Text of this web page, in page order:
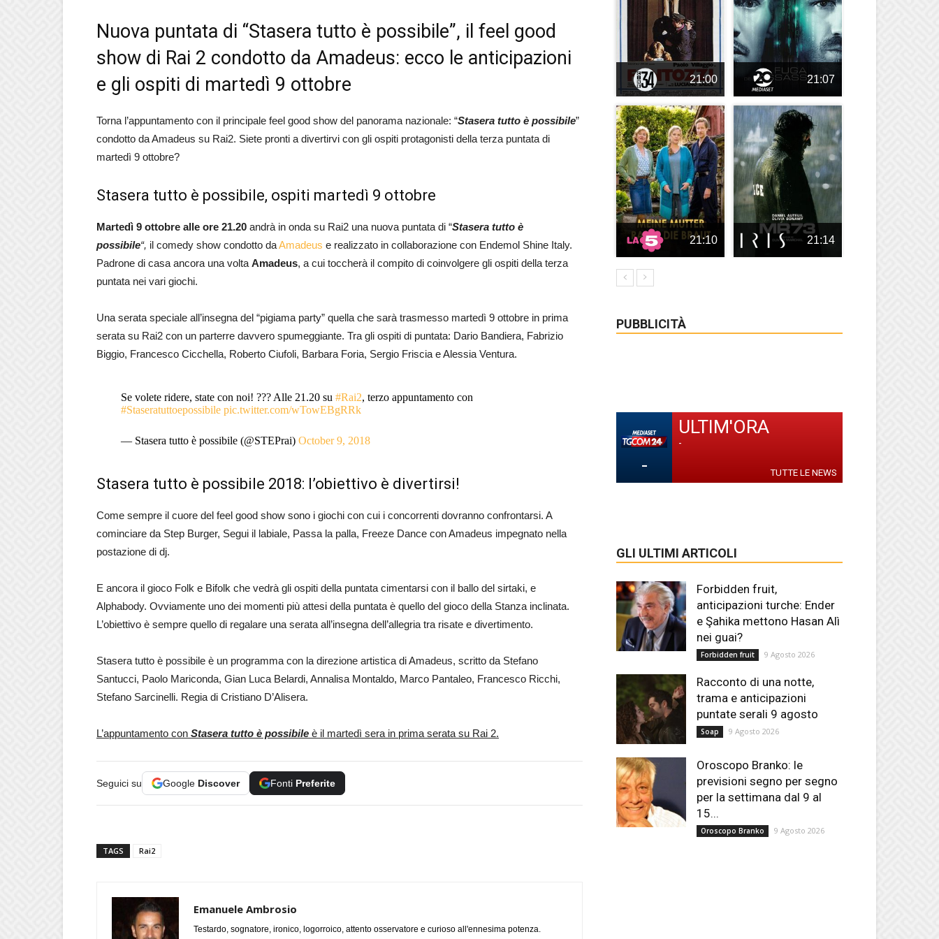
Nuova puntata di “Stasera tutto è possibile”, il feel good
show di Rai 2 condotto da Amadeus: ecco le anticipazioni
e gli ospiti di martedì 9 ottobre
Torna l’appuntamento con il principale feel good show del panorama nazionale: “Stasera tutto è possibile”
condotto da Amadeus su Rai2. Siete pronti a divertirvi con gli ospiti protagonisti della terza puntata di
martedì 9 ottobre?
Stasera tutto è possibile, ospiti martedì 9 ottobre
Martedì 9 ottobre alle ore 21.20 andrà in onda su Rai2 una nuova puntata di “Stasera tutto è
possibile“, il comedy show condotto daAmadeus e realizzato in collaborazione con Endemol Shine Italy.
Padrone di casa ancora una volta Amadeus, a cui toccherà il compito di coinvolgere gli ospiti della terza
puntata nei vari giochi.
Una serata speciale all’insegna del “pigiama party” quella che sarà trasmesso martedì 9 ottobre in prima
serata su Rai2 con un parterre davvero spumeggiante. Tra gli ospiti di puntata: Dario Bandiera, Fabrizio
Biggio, Francesco Cicchella, Roberto Ciufoli, Barbara Foria, Sergio Friscia e Alessia Ventura.
Se volete ridere, state con noi! ??? Alle 21.20 su #Rai2, terzo appuntamento con
#Staseratuttoepossibile pic.twitter.com/wTowEBgRRk
— Stasera tutto è possibile (@STEPrai) October 9, 2018
Stasera tutto è possibile 2018: l’obiettivo è divertirsi!
Come sempre il cuore del feel good show sono i giochi con cui i concorrenti dovranno confrontarsi. A
cominciare da Step Burger, Segui il labiale, Passa la palla, Freeze Dance con Amadeus impegnato nella
postazione di dj.
E ancora il gioco Folk e Bifolk che vedrà gli ospiti della puntata cimentarsi con il ballo del sirtaki, e
Alphabody. Ovviamente uno dei momenti più attesi della puntata è quello del gioco della Stanza inclinata.
L’obiettivo è sempre quello di regalare una serata all’insegna dell’allegria tra risate e divertimento.
Stasera tutto è possibile è un programma con la direzione artistica di Amadeus, scritto da Stefano
Santucci, Paolo Mariconda, Gian Luca Belardi, Annalisa Montaldo, Marco Pantaleo, Francesco Ricchi,
Stefano Sarcinelli. Regia di Cristiano D’Alisera.
L’appuntamento con Stasera tutto è possibile è il martedì sera in prima serata su Rai 2.
Seguici su Google Discover Fonti Preferite
TAGS Rai2
Emanuele Ambrosio
Testardo, sognatore, ironico, logorroico, attento osservatore e curioso all'ennesima potenza.
21:00 21:07
21:10 21:14
PUBBLICITÀ
-
ULTIM'ORA
-
TUTTE LE NEWS
GLI ULTIMI ARTICOLI
Forbidden fruit,
anticipazioni turche: Ender
e Şahika mettono Hasan Alì
nei guai?
Forbidden fruit 9 Agosto 2026
Racconto di una notte,
trama e anticipazioni
puntate serali 9 agosto
Soap 9 Agosto 2026
Oroscopo Branko: le
previsioni segno per segno
per la settimana dal 9 al
15...
Oroscopo Branko 9 Agosto 2026